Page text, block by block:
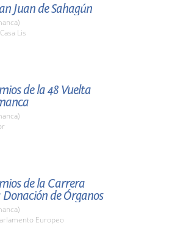
Juan de Sahagún
Lis
de la 48 Vuelta
de la Carrera
de Órganos
Europeo